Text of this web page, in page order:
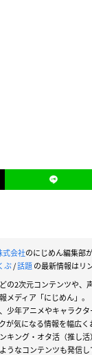
会社のにじめん編集部
ぶ/話題の最新情報はリ
の2次元コンテンツや、
メディア「にじめん」。
少年アニメやキャラク
が気になる情報を幅広く
キング・オタ活（推し
うなコンテンツも発信し